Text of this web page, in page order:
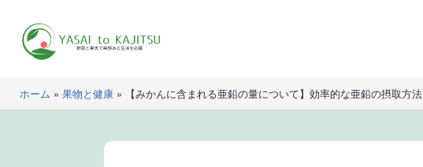
YASAI
to
ホーム » 果物と健康 » 【みかんに含まれる亜鉛の量について】効率的な亜鉛の摂取方法